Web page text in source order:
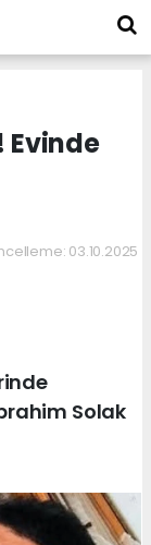
Evinde
03.10.2025
Solak